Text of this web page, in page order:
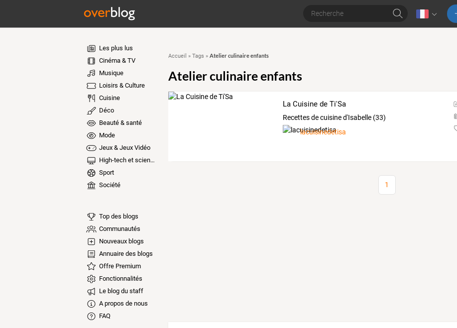
Les plus lus
Cinéma & TV
Musique
Loisirs & Culture
Cuisine
Déco
Beauté & santé
Mode
Jeux & Jeux Vidéo
High-tech et sciences
Sport
Société
Top des blogs
Communautés
Nouveaux blogs
Annuaire des blogs
Offre Premium
Fonctionnalités
Le blog du staff
A propos de nous
FAQ
Accueil » Tags » Atelier culinaire enfants
Atelier culinaire enfants
La Cuisine de Ti'Sa
Recettes de cuisine d'Isabelle (33)
lacuisinedetisa
1